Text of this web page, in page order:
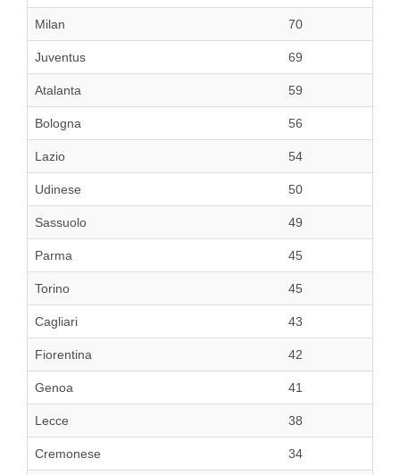
Milan 70
Juventus 69
Atalanta 59
Bologna 56
Lazio 54
Udinese 50
Sassuolo 49
Parma 45
Torino 45
Cagliari 43
Fiorentina 42
Genoa 41
Lecce 38
Cremonese 34